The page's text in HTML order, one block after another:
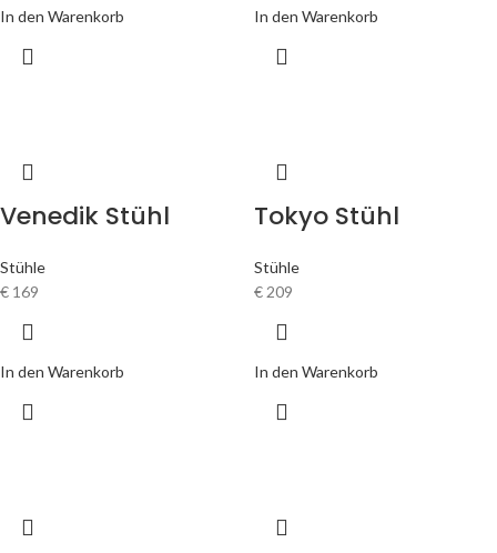
In den Warenkorb In den Warenkorb
Venedik Stühl
Stühle
€ 169
In den Warenkorb
Tokyo Stühl
Stühle
€209
In den Warenkorb